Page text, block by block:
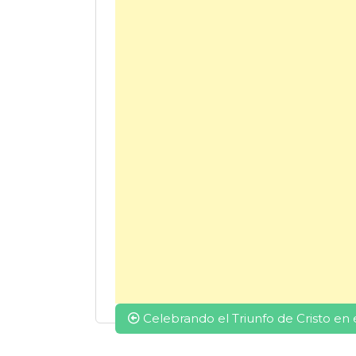
Navegación
de
Celebrando el Triunfo de Cristo